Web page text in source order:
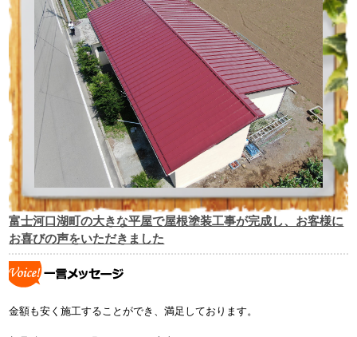
富士河口湖町の大きな平屋で屋根塗装工事が完成し、お客様に
お喜びの声をいただきました
金額も安く施工することができ、満足しております。